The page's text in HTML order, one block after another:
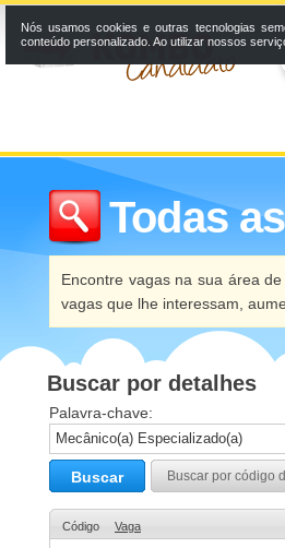
Todas
Encontre vagas na sua área
vagas que lhe interessam,
Buscar por detalhes
Palavra-chave:
Buscar Buscar por código
Código Vaga
Nós usamos cookies e outras tecnologias
conteúdo personalizado. Ao utilizar nossos